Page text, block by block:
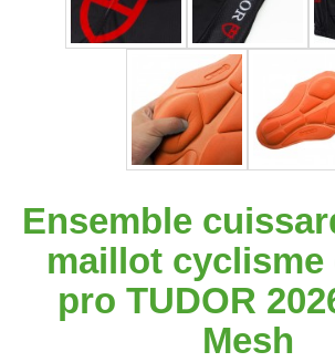
Ensemble
maillot cyclisme
pro TUDOR
Mesh